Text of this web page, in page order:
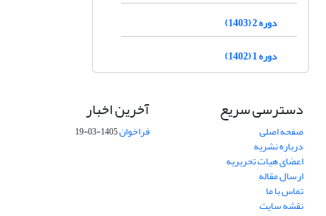
دوره 2 (1403)
دوره 1 (1402)
دسترسی سریع
صفحه اصلی
درباره نشریه
اعضای هیات تحریریه
ارسال مقاله
تماس با ما
نقشه سایت
آخرین اخبار
فراخوان1405-03-19